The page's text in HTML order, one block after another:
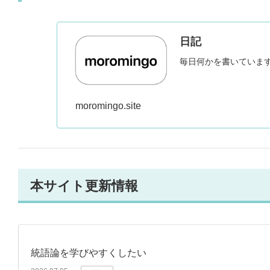
日記
毎日何かを書いていま
moromingo.site
本サイト更新情報
統語論を学びやすくしたい